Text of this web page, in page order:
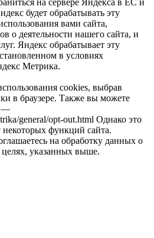
на сервере Яндекса в ЕС и
будет обрабатывать эту
вами сайта,
о деятельности нашего сайта, и
Яндекс обрабатывает эту
в условиях
Метрика.
cookies, выбрав
в браузере. Также вы можете
—
general/opt-out.html Однако это
функций сайта.
на обработку данных о
указанных выше.